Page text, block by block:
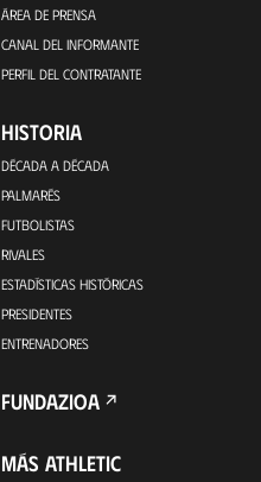
ÁREA DE PRENSA
CANAL DEL INFORMANTE
PERFIL DEL CONTRATANTE
HISTORIA
DÉCADA A DÉCADA
PALMARÉS
FUTBOLISTAS
RIVALES
ESTADÍSTICAS HISTÓRICAS
PRESIDENTES
ENTRENADORES
FUNDAZIOA
MÁS ATHLETIC